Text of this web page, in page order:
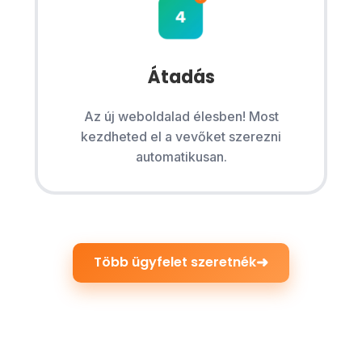
Átadás
Az új weboldalad élesben! Most
kezdheted el a vevőket szerezni
automatikusan.
Több ügyfelet szeretnék➜